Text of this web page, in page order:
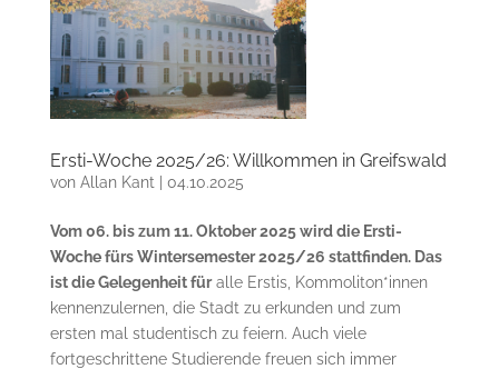
Ersti-Woche 2025/26: Willkommen in Greifswald
von Allan Kant 04.10.2025
Vom 06. bis zum 11. Oktober 2025 wird die Ersti-
Woche fürs Wintersemester 2025/26 stattfinden. Das
ist die Gelegenheit füralle Erstis, Kommoliton*innen
kennenzulernen, die Stadt zu erkunden und zum
ersten mal studentisch zu feiern. Auch viele
fortgeschrittene Studierende freuen sich immer